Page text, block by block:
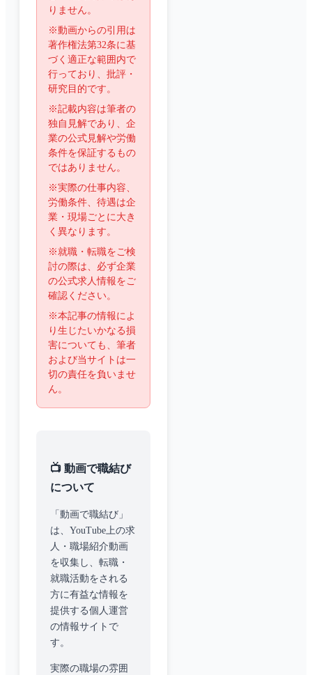
りません。
※動画からの引用は
著作権法第32条に基
づく適正な範囲内で
行っており、批評・
研究目的です。
※記載内容は筆者の
独自見解であり、企
業の公式見解や労働
条件を保証するもの
ではありません。
※実際の仕事内容、
労働条件、待遇は企
業・現場ごとに大き
く異なります。
※就職・転職をご検
討の際は、必ず企業
の公式求人情報をご
確認ください。
※本記事の情報によ
り生じたいかなる損
害についても、筆者
および当サイトは一
切の責任を負いませ
ん。
📺 動画で職結び
について
「動画で職結び」
は、YouTube上の求
人・職場紹介動画
を収集し、転職・
就職活動をされる
方に有益な情報を
提供する個人運営
の情報サイトで
す。
実際の職場の雰囲